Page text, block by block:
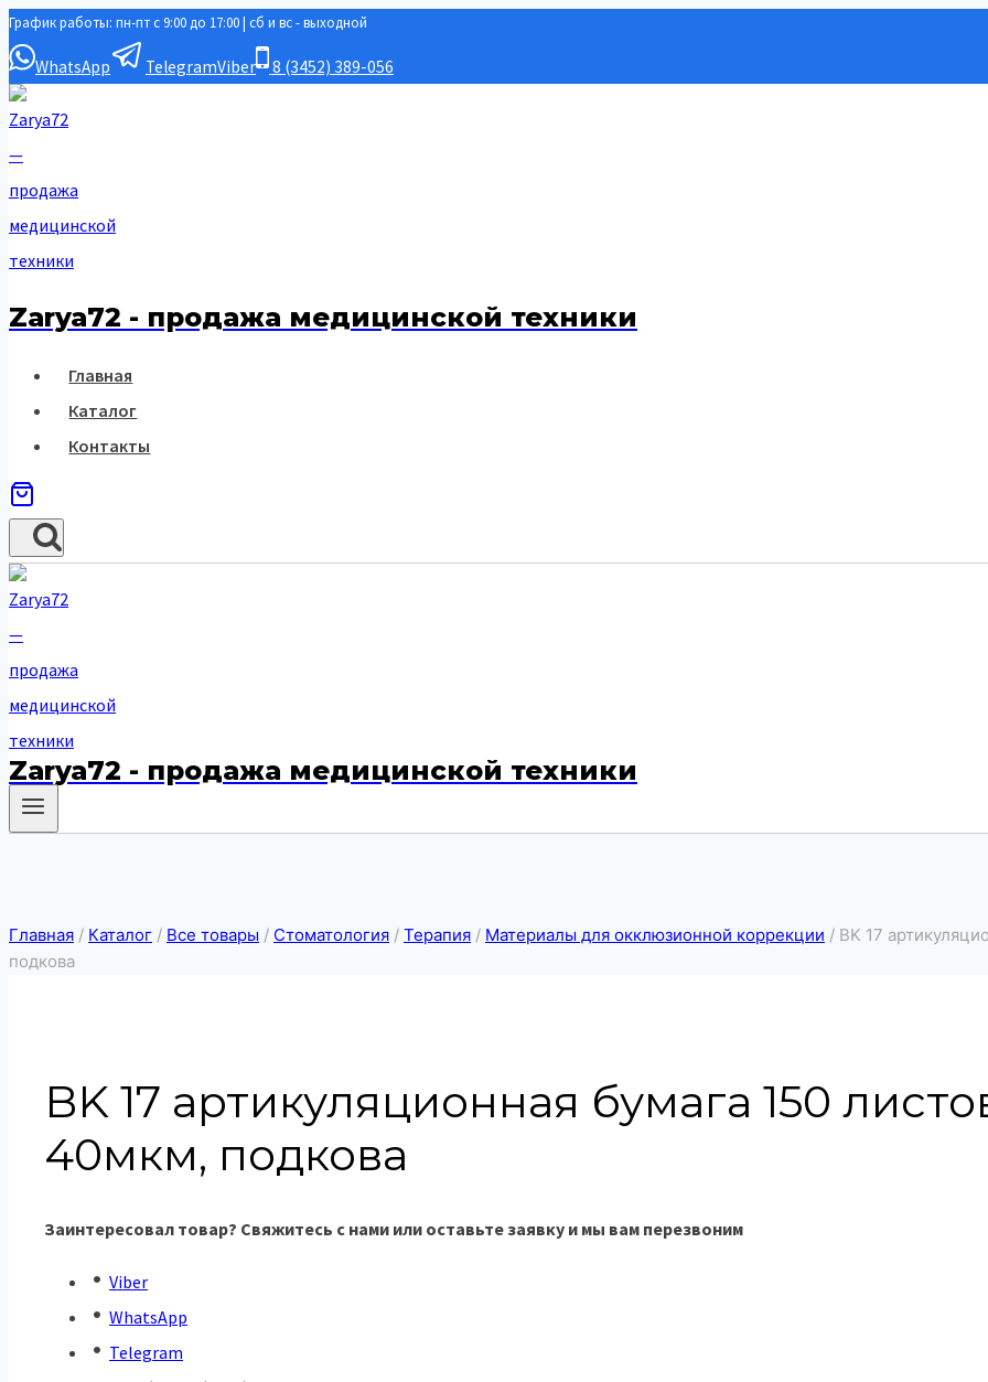
Перейти
к
содержимому
График работы: пн-пт с 9:00 до 17:00 | сб и вс - выходной
WhatsApp TelegramViber 8 (3452) 389-056
Zarya72 - продажа медицинской техники
Главная
Каталог
Контакты
Zarya72 - продажа медицинской техники
Главная / Каталог / Все товары / Стоматология / Терапия / Материалы для окклюзионной коррекции / BK 17
подкова
BK 17 артикуляционная бумага 150
40мкм, подкова
Заинтересовал товар? Свяжитесь с нами или оставьте заявку и мы вам перезвоним
Viber
WhatsApp
Telegram